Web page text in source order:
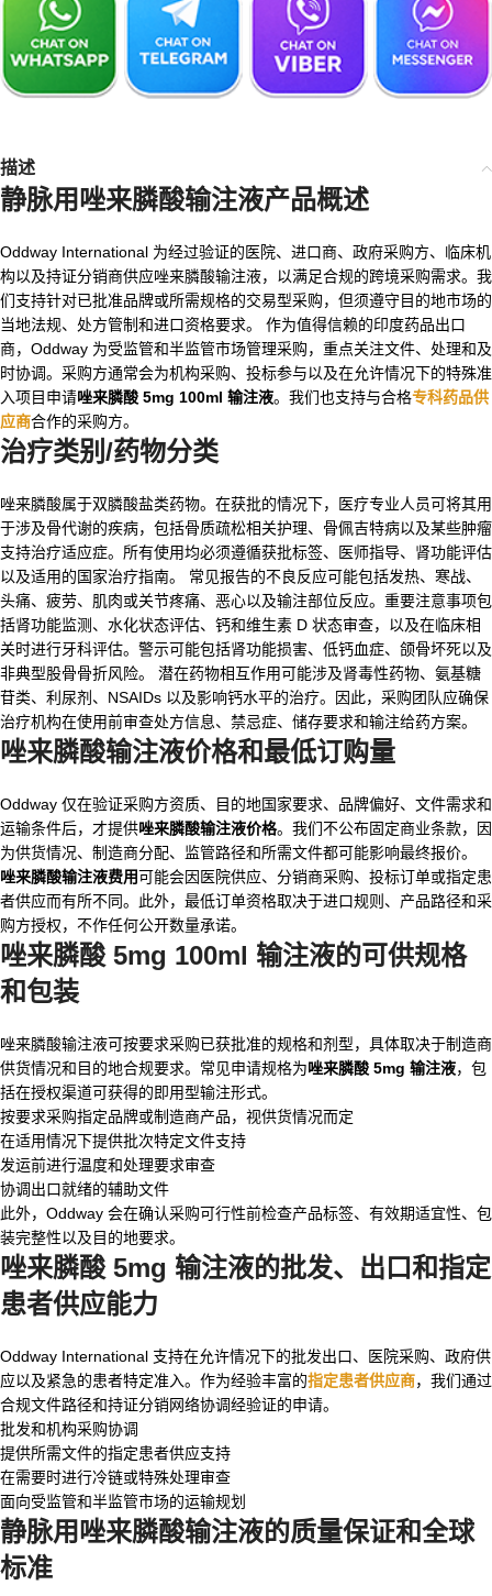
描述
静脉用唑来膦酸输注液产品概述
Oddway International 为经过验证的医院、进口商、政府采购方、临床机
构以及持证分销商供应唑来膦酸输注液，以满足合规的跨境采购需求。我
们支持针对已批准品牌或所需规格的交易型采购，但须遵守目的地市场的
当地法规、处方管制和进口资格要求。 作为值得信赖的印度药品出口
商，Oddway 为受监管和半监管市场管理采购，重点关注文件、处理和及
时协调。采购方通常会为机构采购、投标参与以及在允许情况下的特殊准
入项目申请唑来膦酸 5mg 100ml 输注液。我们也支持与合格专科药品供
应商合作的采购方。
治疗类别/药物分类
唑来膦酸属于双膦酸盐类药物。在获批的情况下，医疗专业人员可将其用
于涉及骨代谢的疾病，包括骨质疏松相关护理、骨佩吉特病以及某些肿瘤
支持治疗适应症。所有使用均必须遵循获批标签、医师指导、肾功能评估
以及适用的国家治疗指南。 常见报告的不良反应可能包括发热、寒战、
头痛、疲劳、肌肉或关节疼痛、恶心以及输注部位反应。重要注意事项包
括肾功能监测、水化状态评估、钙和维生素 D 状态审查，以及在临床相
关时进行牙科评估。警示可能包括肾功能损害、低钙血症、颌骨坏死以及
非典型股骨骨折风险。 潜在药物相互作用可能涉及肾毒性药物、氨基糖
苷类、利尿剂、NSAIDs 以及影响钙水平的治疗。因此，采购团队应确保
治疗机构在使用前审查处方信息、禁忌症、储存要求和输注给药方案。
唑来膦酸输注液价格和最低订购量
Oddway 仅在验证采购方资质、目的地国家要求、品牌偏好、文件需求和
运输条件后，才提供唑来膦酸输注液价格。我们不公布固定商业条款，因
为供货情况、制造商分配、监管路径和所需文件都可能影响最终报价。
唑来膦酸输注液费用可能会因医院供应、分销商采购、投标订单或指定患
者供应而有所不同。此外，最低订单资格取决于进口规则、产品路径和采
购方授权，不作任何公开数量承诺。
唑来膦酸 5mg 100ml 输注液的可供规格
和包装
唑来膦酸输注液可按要求采购已获批准的规格和剂型，具体取决于制造商
供货情况和目的地合规要求。常见申请规格为唑来膦酸 5mg 输注液，包
括在授权渠道可获得的即用型输注形式。
按要求采购指定品牌或制造商产品，视供货情况而定
在适用情况下提供批次特定文件支持
发运前进行温度和处理要求审查
协调出口就绪的辅助文件
此外，Oddway 会在确认采购可行性前检查产品标签、有效期适宜性、包
装完整性以及目的地要求。
唑来膦酸 5mg 输注液的批发、出口和指定
患者供应能力
Oddway International 支持在允许情况下的批发出口、医院采购、政府供
应以及紧急的患者特定准入。作为经验丰富的指定患者供应商，我们通过
合规文件路径和持证分销网络协调经验证的申请。
批发和机构采购协调
提供所需文件的指定患者供应支持
在需要时进行冷链或特殊处理审查
面向受监管和半监管市场的运输规划
静脉用唑来膦酸输注液的质量保证和全球
标准